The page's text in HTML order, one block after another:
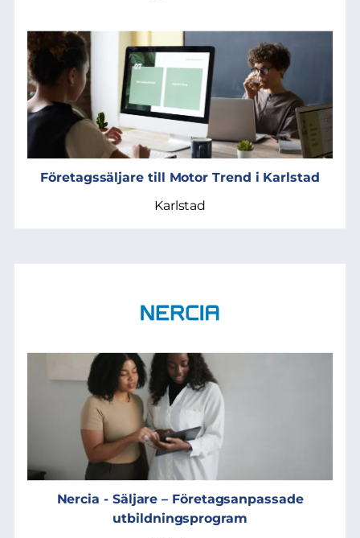
Företagssäljare till Motor Trend i Karlstad
Karlstad
Nercia - Säljare – Företagsanpassade
utbildningsprogram